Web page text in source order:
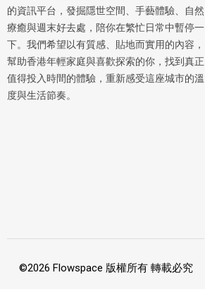
的資訊平台，發掘隱世空間、手藝體驗、自然
療癒與週末好去處，陪你在繁忙日常中暫停一
下。我們希望以有質感、貼地而實用的內容，
幫助香港年輕家庭與喜歡探索的你，找到真正
值得投入時間的體驗，重新感受這座城市的溫
度與生活節奏。
©2026 Flowspace 版權所有 轉載必究